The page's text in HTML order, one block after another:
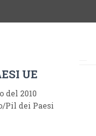
UE
del 2010
Pil dei Paesi